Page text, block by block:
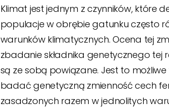
Klimat jest jednym z czynników, które
populacje w obrębie gatunku często
warunków klimatycznych. Ocena tej
zbadanie składnika genetycznego tej
są ze sobą powiązane. Jest to
badać genetyczną zmienność cech
zasadzonych razem w jednolitych